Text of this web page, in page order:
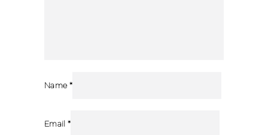
Name *
Email *